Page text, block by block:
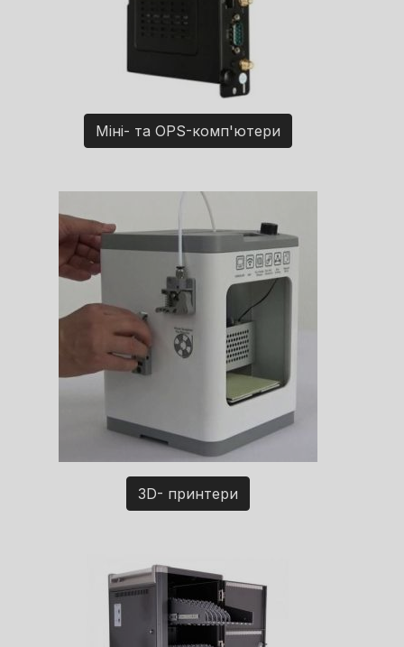
Міні- та OPS-комп'ютери
3D- принтери